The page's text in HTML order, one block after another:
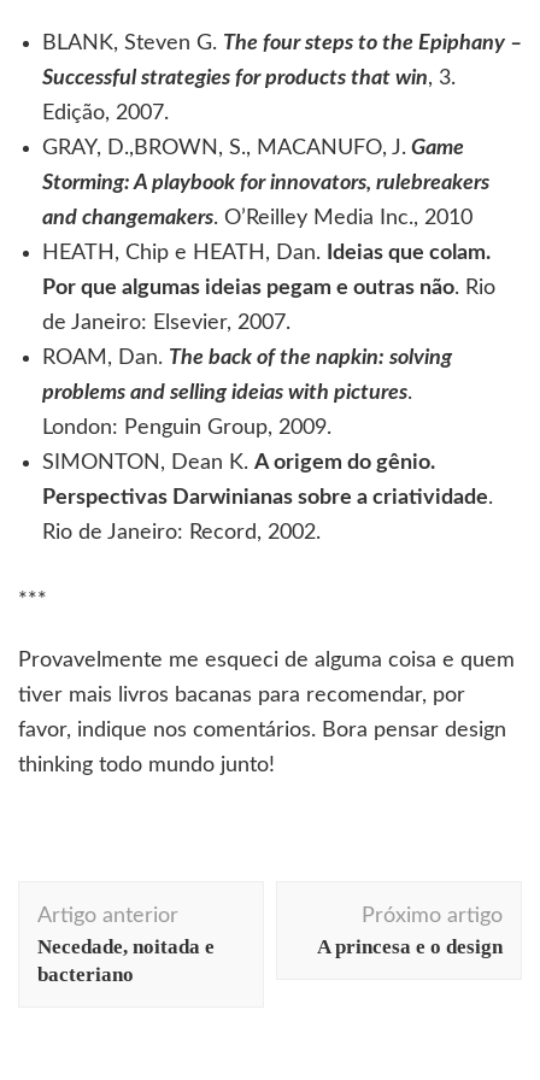
BLANK, Steven G. The four steps to the Epiphany –
Successful strategies for products that win, 3.
Edição, 2007.
GRAY, D.,BROWN, S., MACANUFO, J. Game
Storming: A playbook for innovators, rulebreakers
and changemakers. O’Reilley Media Inc., 2010
HEATH, Chip e HEATH, Dan. Ideias que colam.
Por que algumas ideias pegam e outras não. Rio
de Janeiro: Elsevier, 2007.
ROAM, Dan. The back of the napkin: solving
problems and selling ideias with pictures.
London: Penguin Group, 2009.
SIMONTON, Dean K. A origem do gênio.
Perspectivas Darwinianas sobre a criatividade.
Rio de Janeiro: Record, 2002.
***
Provavelmente me esqueci de alguma coisa e quem
tiver mais livros bacanas para recomendar, por
favor, indique nos comentários. Bora pensar design
thinking todo mundo junto!
Navegação
de
post
Artigo anterior
Necedade, noitada e
bacteriano
Próximo artigo
A princesa e o design